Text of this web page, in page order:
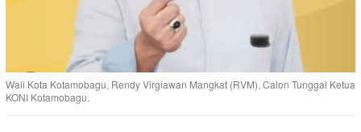
Wali Kota Kotamobagu, Rendy Virgiawan Mangkat (RVM), Calon Tunggal Ketua
KONI Kotamobagu.